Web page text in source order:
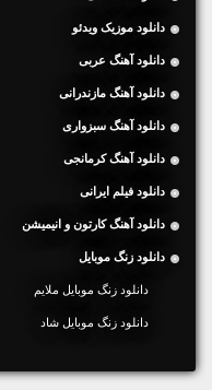
دانلود موزیک ویدئو
دانلود آهنگ عربی
دانلود آهنگ مازندرانی
دانلود آهنگ سبزواری
دانلود آهنگ کرمانجی
دانلود فیلم ایرانی
دانلود آهنگ کارتون و انیمیشن
دانلود زنگ موبایل
دانلود زنگ موبایل ملایم
دانلود زنگ موبایل شاد